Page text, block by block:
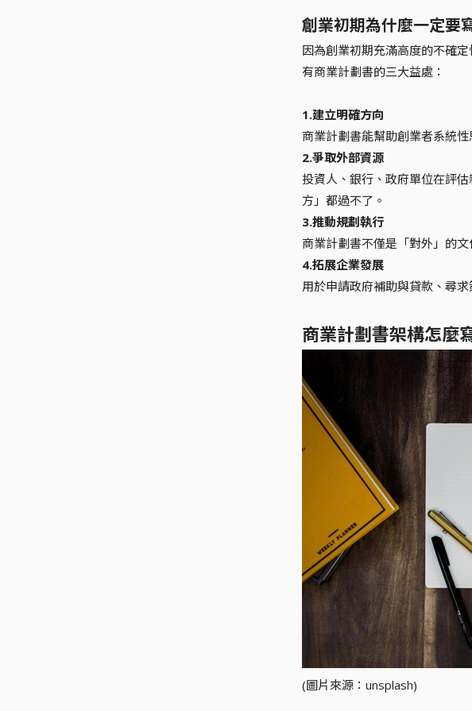
創業初期為什麼一定要
因為創業初期充滿高度的不確
有商業計劃書的三大益處：
1.建立明確方向
商業計劃書能幫助創業者系統
2.爭取外部資源
投資人、銀行、政府單位在評
方」都過不了。
3.推動規劃執行
商業計劃書不僅是「對外」的
4.拓展企業發展
用於申請政府補助與貸款、尋
商業計劃書架構怎麼
(圖片來源：unsplash)